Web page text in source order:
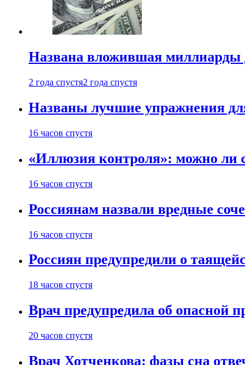
Названа вложившая миллиарды
2 года спустя2 года спустя
Названы лучшие упражнения
16 часов спустя
«Иллюзия контроля»: можно ли
16 часов спустя
Россиянам назвали вредные
16 часов спустя
Россиян предупредили о
18 часов спустя
Врач предупредила об опасной
20 часов спустя
Врач Хотченкова: фазы сна